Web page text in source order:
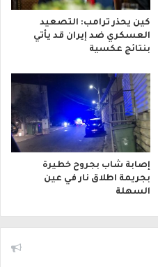
كين يحذر ترامب: التصعيد
العسكري ضد إيران قد يأتي
بنتائج عكسية
إصابة شاب بجروح خطيرة
بجريمة اطلاق نار في عين
السهلة